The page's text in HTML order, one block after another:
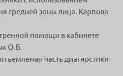
средней зоны лица. Карпова
помощи в кабинете
О.Б.
часть диагностики